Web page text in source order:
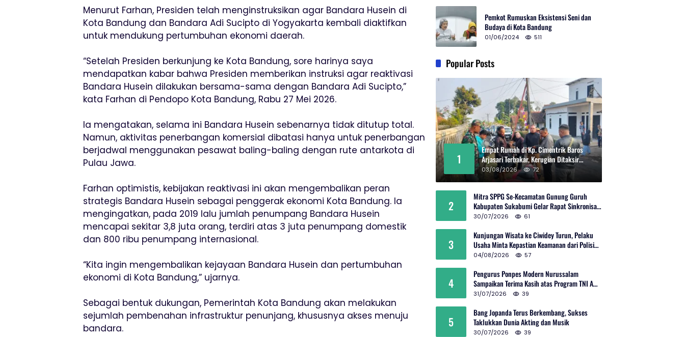
Menurut Farhan, Presiden telah menginstruksikan agar Bandara Husein di
Kota Bandung dan Bandara Adi Sucipto di Yogyakarta kembali diaktifkan
untuk mendukung pertumbuhan ekonomi daerah.
“Setelah Presiden berkunjung ke Kota Bandung, sore harinya saya
mendapatkan kabar bahwa Presiden memberikan instruksi agar reaktivasi
Bandara Husein dilakukan bersama-sama dengan Bandara Adi Sucipto,”
kata Farhan di Pendopo Kota Bandung, Rabu 27 Mei 2026.
Ia mengatakan, selama ini Bandara Husein sebenarnya tidak ditutup total.
Namun, aktivitas penerbangan komersial dibatasi hanya untuk penerbangan
berjadwal menggunakan pesawat baling-baling dengan rute antarkota di
Pulau Jawa.
Farhan optimistis, kebijakan reaktivasi ini akan mengembalikan peran
strategis Bandara Husein sebagai penggerak ekonomi Kota Bandung. Ia
mengingatkan, pada 2019 lalu jumlah penumpang Bandara Husein
mencapai sekitar 3,8 juta orang, terdiri atas 3 juta penumpang domestik
dan 800 ribu penumpang internasional.
“Kita ingin mengembalikan kejayaan Bandara Husein dan pertumbuhan
ekonomi di Kota Bandung,” ujarnya.
Sebagai bentuk dukungan, Pemerintah Kota Bandung akan melakukan
sejumlah pembenahan infrastruktur penunjang, khususnya akses menuju
bandara.
Pemkot Rumuskan Eksistensi Seni dan
Budaya di Kota Bandung
01/06/2024 511
Popular Posts
1
Empat Rumah di Kp. Cimentrik Baros
Arjasari Terbakar, Kerugian Ditaksir
Rp600 Juta
03/08/2026 72
2
Mitra SPPG Se-Kecamatan Gunung Guruh
Kabupaten Sukabumi Gelar Rapat Sinkronisasi
Pemetaan Penerima Manfaat MBG
30/07/2026 61
3
Kunjungan Wisata ke Ciwidey Turun, Pelaku
Usaha Minta Kepastian Keamanan dari Polisi
dan Pemprov Jabar
04/08/2026 57
4
Pengurus Ponpes Modern Nurussalam
Sampaikan Terima Kasih atas Program TNI AD
Manunggal Air
31/07/2026 39
5
Bang Jopanda Terus Berkembang, Sukses
Taklukkan Dunia Akting dan Musik
30/07/2026 39